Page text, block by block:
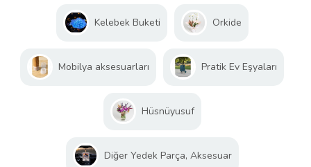
Kelebek Buketi Orkide
Mobilya aksesuarları Pratik Ev Eşyaları
Hüsnüyusuf
Diğer Yedek Parça, Aksesuar